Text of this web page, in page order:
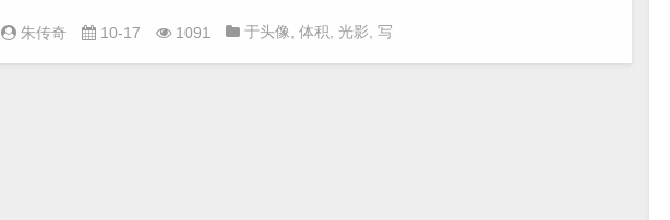
朱传奇 10-17 1091 于头像 体积 光影 写